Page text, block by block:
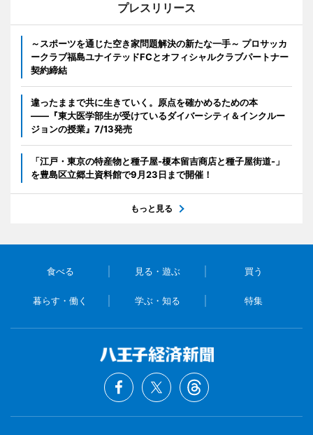
プレスリリース
～スポーツを通じた空き家問題解決の新たな一手～ プロサッカ
ークラブ福島ユナイテッドFCとオフィシャルクラブパートナー
契約締結
違ったままで共に生きていく。原点を確かめるための本
――『東大医学部生が受けているダイバーシティ＆インクルー
ジョンの授業』7/13発売
「江戸・東京の特産物と種子屋-榎本留吉商店と種子屋街道-」
を豊島区立郷土資料館で9月23日まで開催！
もっと見る
食べる 見る・遊ぶ 買う
暮らす・働く 学ぶ・知る 特集